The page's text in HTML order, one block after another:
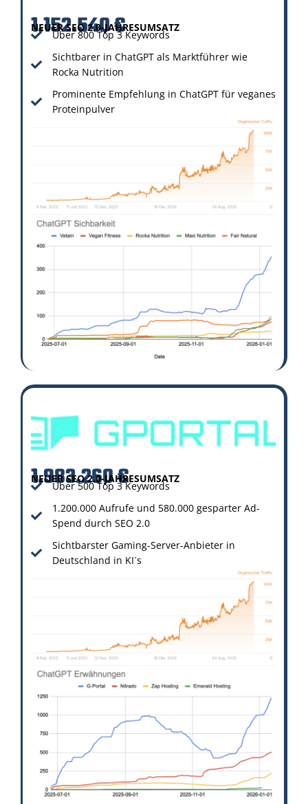
1.152.540 €
NEUER SEO 2.0-JAHRESUMSATZ
Über 800 Top 3 Keywords
Sichtbarer in ChatGPT als Marktführer wie
Rocka Nutrition
Prominente Empfehlung in ChatGPT für veganes
Proteinpulver
1.983.260 €
NEUER SEO 2.0-JAHRESUMSATZ
Über 500 Top 3 Keywords
1.200.000 Aufrufe und 580.000 gesparter Ad-
Spend durch SEO 2.0
Sichtbarster Gaming-Server-Anbieter in
Deutschland in KI´s